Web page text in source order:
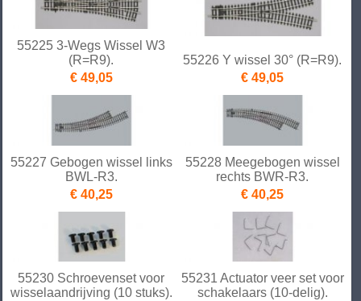
55225 3-Wegs Wissel W3
(R=R9).
€ 49,05
55226 Y wissel 30° (R=R9).
€ 49,05
55227 Gebogen wissel links
BWL-R3.
€ 40,25
55228 Meegebogen wissel
rechts BWR-R3.
€ 40,25
55230 Schroevenset voor
wisselaandrijving (10 stuks).
55231 Actuator veer set voor
schakelaars (10-delig).